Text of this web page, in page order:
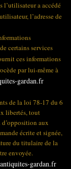
l’utilisateur a accédé
l’adresse de
certains services
ces informations
par lui-même à
gardan.fr
de la loi 78-17 du 6
libertés, tout
aux
écrite et signée,
du titulaire de la
envoyée.
antiquites-gardan.fr